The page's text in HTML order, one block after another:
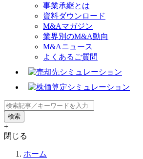
事業承継とは
資料ダウンロード
M&Aマガジン
業界別のM&A動向
M&Aニュース
よくあるご質問
+
閉じる
ホーム